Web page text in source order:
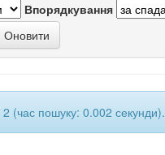
Впорядкування
2 (час пошуку: 0.002 секунди).